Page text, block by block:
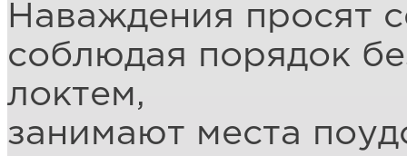
Наваждения просят
соблюдая порядок
локтем,
занимают места